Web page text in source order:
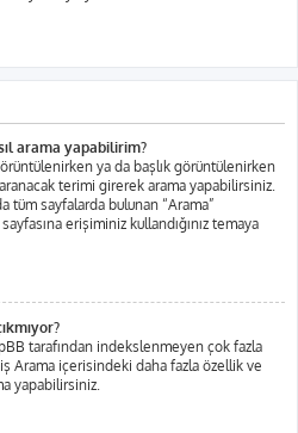
arama yapabilirim?
ya da başlık görüntülenirken
terimi girerek arama yapabilirsiniz.
tüm sayfalarda bulunan “Arama”
erişiminiz kullandığınız temaya
tarafından indekslenmeyen çok fazla
Arama içerisindeki daha fazla özellik ve
yapabilirsiniz.